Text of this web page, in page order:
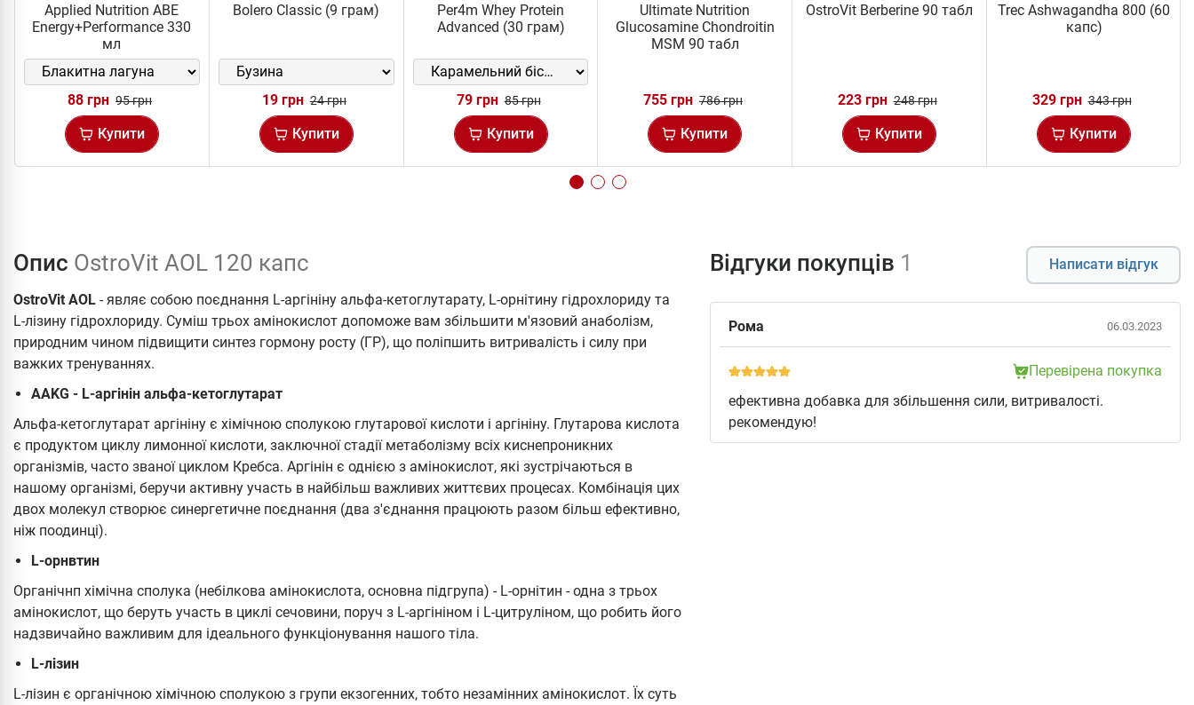
Applied Nutrition ABE
Energy+Performance 330
мл
88 грн 95 грн
Купити
Bolero Classic (9 грам)
19 грн 24 грн
Купити
Per4m Whey Protein
Advanced (30 грам)
79 грн 85 грн
Купити
Ultimate Nutrition
Glucosamine Chondroitin
MSM 90 табл
755 грн 786 грн
Купити
OstroVit Berberine 90 табл
223 грн 248 грн
Купити
Trec Ashwagandha 800 (60
капс)
329 грн 343 грн
Купити
Опис OstroVit AOL 120 капс
OstroVit AOL - являє собою поєднання L-аргініну альфа-кетоглутарату, L-орнітину гідрохлориду та
L-лізину гідрохлориду. Суміш трьох амінокислот допоможе вам збільшити м'язовий анаболізм,
природним чином підвищити синтез гормону росту (ГР), що поліпшить витривалість і силу при
важких тренуваннях.
AAKG - L-аргінін альфа-кетоглутарат
Альфа-кетоглутарат аргініну є хімічною сполукою глутарової кислоти і аргініну. Глутарова кислота
є продуктом циклу лимонної кислоти, заключної стадії метаболізму всіх киснепроникних
організмів, часто званої циклом Кребса. Аргінін є однією з амінокислот, які зустрічаються в
нашому організмі, беручи активну участь в найбільш важливих життєвих процесах. Комбінація цих
двох молекул створює синергетичне поєднання (два з'єднання працюють разом більш ефективно,
ніж поодинці).
L-орнвтин
Органічнп хімічна сполука (небілкова амінокислота, основна підгрупа) - L-орнітин - одна з трьох
амінокислот, що беруть участь в циклі сечовини, поруч з L-аргініном і L-цитруліном, що робить його
надзвичайно важливим для ідеального функціонування нашого тіла.
L-лізин
L-лізин є органічною хімічною сполукою з групи екзогенних, тобто незамінних амінокислот. Їх суть
Відгуки покупців 1 Написати відгук
Рома 06.03.2023
Перевірена покупка
ефективна добавка для збільшення сили, витривалості.
рекомендую!